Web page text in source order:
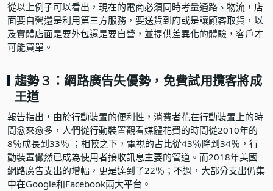
從以上例子可以看出，現在的電商必須同時考量通路、物流，店
面要自營還是利用第三方服務，要送貨到府或是讓顧客取貨，以
及實體店面是要外包還是要自營，並提供差異化的體驗，客戶才
可能買單。
趨勢３：網路廣告失優勢，免費試用攬客將成
王道
報告指出，由於行動裝置的便利性，消費者花在行動裝置上的時
間愈來愈多，人們從行動裝置觀看媒體花費的時間從2010年的
8％成長到33％ ；相較之下，電視的占比從43％降到34％，行
動裝置儼然已成為使用者接收訊息主要的管道。而2018年美國
網路廣告支出的增幅，更是達到了22％；不過，大部分支出仍集
中在Google和Facebook兩大平台。